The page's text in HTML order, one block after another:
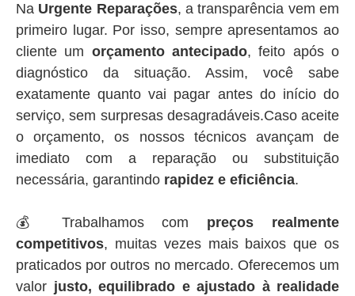
Na Urgente Reparações, a transparência vem em
primeiro lugar. Por isso, sempre apresentamos ao
cliente um orçamento antecipado, feito após o
diagnóstico da situação. Assim, você sabe
exatamente quanto vai pagar antes do início do
serviço, sem surpresas desagradáveis.Caso aceite
o orçamento, os nossos técnicos avançam de
imediato com a reparação ou substituição
necessária, garantindo rapidez e eficiência.
💰 Trabalhamos com preços realmente
competitivos, muitas vezes mais baixos que os
praticados por outros no mercado. Oferecemos um
valor justo, equilibrado e ajustado à realidade